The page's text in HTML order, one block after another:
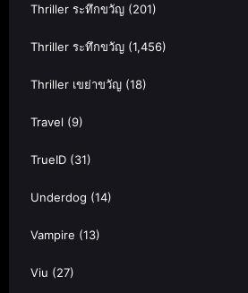
Thriller ระทึกขวัญ (201)
Thriller ระทึกขวัญ (1,456)
Thriller เขย่าขวัญ (18)
Travel (9)
TrueID (31)
Underdog (14)
Vampire (13)
Viu (27)